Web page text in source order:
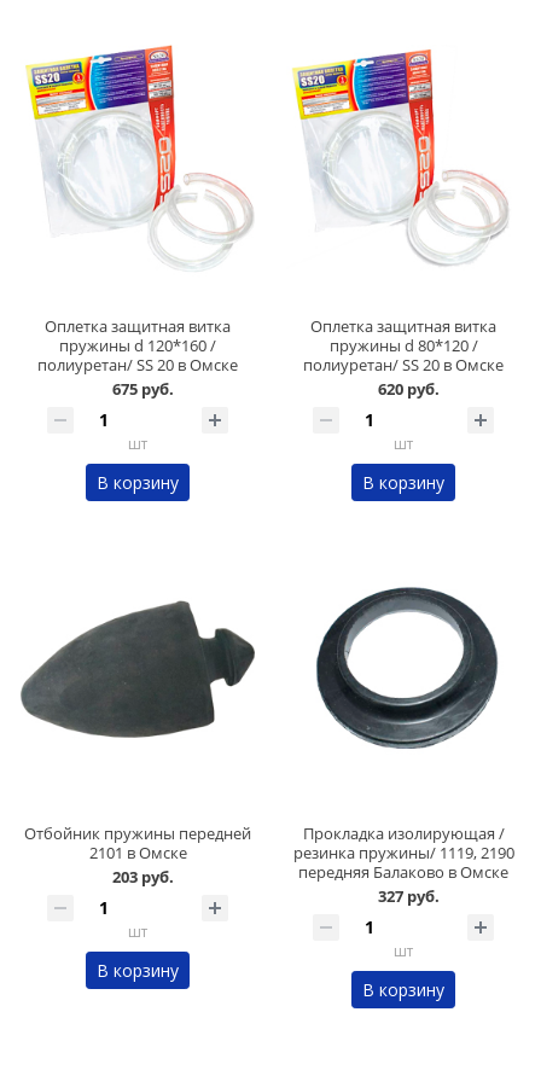
Оплетка защитная витка
пружины d 120*160 /
полиуретан/ SS 20 в Омске
675 руб.
шт
В корзину
Оплетка защитная витка
пружины d 80*120 /
полиуретан/ SS 20 в Омске
620 руб.
шт
В корзину
Отбойник пружины передней
2101 в Омске
203 руб.
шт
В корзину
Прокладка изолирующая /
резинка пружины/ 1119, 2190
передняя Балаково в Омске
327 руб.
шт
В корзину